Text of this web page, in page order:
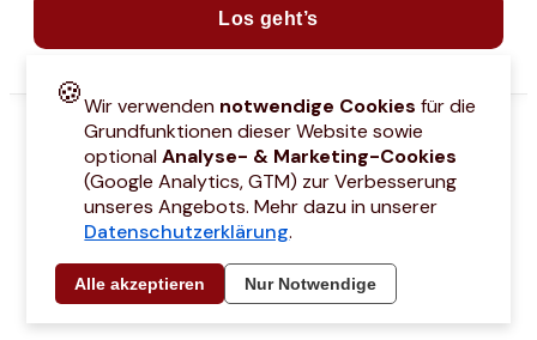
Los geht’s
© 2021 –
by Joyce Hübner | All Rights Reserved
🍪Wir verwenden notwendige Cookies für die
Grundfunktionen dieser Website sowie
optionalAnalyse- & Marketing-Cookies
(Google Analytics, GTM) zur Verbesserung
unseres Angebots. Mehr dazu in unserer
Datenschutzerklärung.
Alle akzeptieren Nur Notwendige